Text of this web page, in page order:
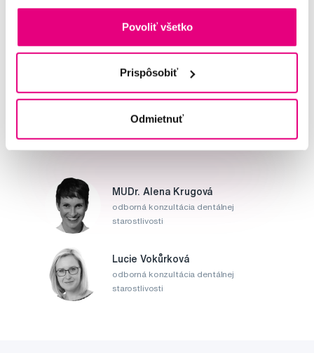
Povoliť všetko
Prispôsobiť
Odmietnuť
Potřebujete poradit?
Napište našim odborníkům
MUDr. Alena Krugová
odborná konzultácia dentálnej
starostlivosti
Lucie Vokůrková
odborná konzultácia dentálnej
starostlivosti